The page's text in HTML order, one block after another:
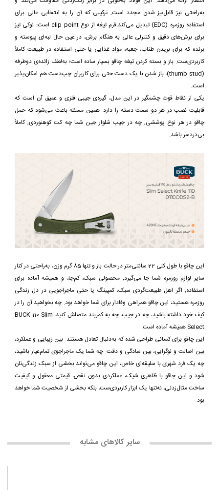
به‌راحتی نیز قابل‌تیز شدن مجدد است, ترکیبی که آن را به انتخابی عالی برای
استفاده روزمره (EDC) تبدیل می‌کند.فرم تیغه از نوع clip point است: نوکی تیز
برای برش‌های دقیق و کنترلی عالی به هنگام برش، در عین حال لبه‌ای پیوسته و
برنده که برای بریدن طناب، جعبه، مواد غذایی یا حتی استفاده در طبیعت کاملاً
کاربردی‌ست. باز و بسته کردن تیغه چاقو بسیار ساده است؛ به‌لطف زائده‌ی دوطرفه
(thumb stud)، باز شدن با یک دست حتی برای کاربران چپ‌دست هم امکان‌پذیر
است.
یکی از نقاط قوت چشمگیر در این مدل، گیره‌ی جیبی فلزی و عمیق آن است که
قابلیت نصب در هر دو سمت دسته را دارد. همین مسئله باعث می‌شود که حمل
چاقو در هر نوع پوششی, چه در جیب شلوار جین شما چه کت کوهنوردی, کاملاً
بی‌دردسر باشد.
این چاقو با طول کلی 22 سانتی‌متر در حالت باز و تنها 85 گرم وزن، به‌راحتی در کنار
سایر لوازم روزمره شما جا می‌گیرد, محصولی سبک، کم‌جا، و همیشه آماده برای
استفاده, اگر اهل طبیعت‌گردی سبک، کمپینگ یا حتی ماجراجویی در دل زندگی
روزمره هستید، این چاقو همراهی وفادار برای شما خواهد بود. چه بخواهید آن را در
کیف خود داشته باشید، چه در جیب، چه به کمربند متصلش کنید، BUCK 110 Slim
Select همیشه آماده است.
این چاقو برای کسانی طراحی شده که به‌دنبال تعادل هستند: بین زیبایی و عملکرد،
بین اصالت و نوگرایی، بین سادگی و دقت. چه شما یک ماجراجوی تمام‌عیار باشید،
چه یک فرد شهری با سلیقه‌ای خاص، این چاقو می‌تواند بخشی از سبک زندگی‌تان
شود و این چاقو با ظاهری شیک، عملکردی بدون نقص، قیمتی معقول و کیفیت
ساخت مثال‌زدنی، نه‌تنها یک ابزار کاربردی‌ست، بلکه بخشی از شخصیت شما خواهد
بود.
سایر کالاهای مشابه